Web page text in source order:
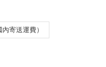
寄送運費）